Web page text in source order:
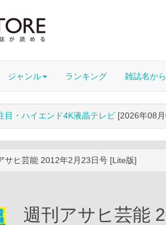
ジャンル ランキング 雑誌名か
目・ハイエンド4K液晶テレビ [2026年08
サヒ芸能 2012年2月23日号 [Lite版]
週刊アサヒ芸能